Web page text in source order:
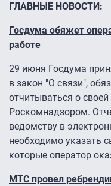
ГЛАВНЫЕ НОВОСТИ:
Госдума обяжет
работе
29 июня Госдума
в закон "О связи",
отчитываться о
Роскомнадзором.
ведомству в
необходимо указать
которые оператор
МТС провел